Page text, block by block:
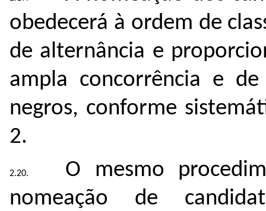
obedecerá à ordem de
de alternância e
ampla concorrência e de
negros, conforme
2.
O mesmo
nomeação de